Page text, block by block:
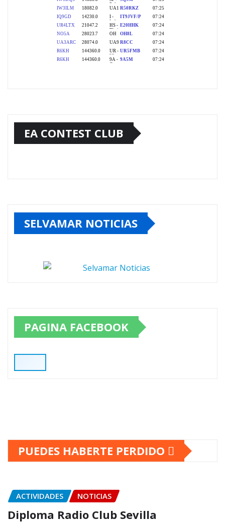
EA CONTEST CLUB
SELVAMAR NOTICIAS
PAGINA FACEBOOK
PUEDES HABERTE PERDIDO
ACTIVIDADES NOTICIAS
Diploma Radio Club Sevilla